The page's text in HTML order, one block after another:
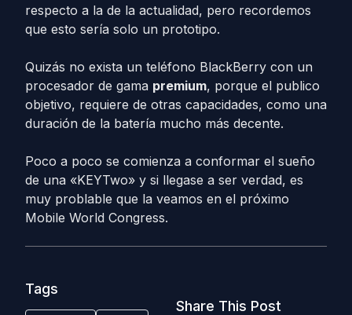
respecto a la de la actualidad, pero recordemos
que esto sería solo un prototipo.
Quizás no exista un teléfono BlackBerry con un
procesador de gama premium, porque el publico
objetivo, requiere de otras capacidades, como una
duración de la batería mucho más decente.
Poco a poco se comienza a conformar el sueño
de una «KEYTwo» y si llegase a ser verdad, es
muy problable que la veamos en el próximo
Mobile World Congress.
Tags
Share This Post